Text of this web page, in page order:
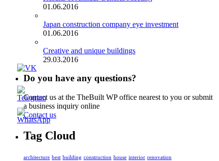
01.06.2016
Japan construction company eye investment
01.06.2016
Creative and unique buildings
29.03.2016
Do you have any questions?
Contact us at the TheBuilt WP office nearest to you or submit
a business inquiry online
Contact us
Tag Cloud
architecture best building construction house interior renovation